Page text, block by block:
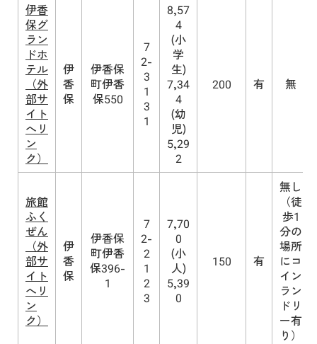
伊香
保グ
ラン
ドホ
テル
（外
部サ
イト
へリ
ン
ク）
伊
香
保
伊香保
町伊香
保550
7
2-
3
1
3
1
8,57
4
(小
学
生)
7,34
4
(幼
児)
5,29
2
200 有 無
旅館
ふく
ぜん
（外
部サ
イト
へリ
ン
ク）
伊
香
保
伊香保
町伊香
保396-
1
7
2-
2
1
2
3
7,70
0
(小
人)
5,39
0
150 有
無し
（徒
歩1
分の
場所
にコ
イン
ラン
ドリ
ー有
り）